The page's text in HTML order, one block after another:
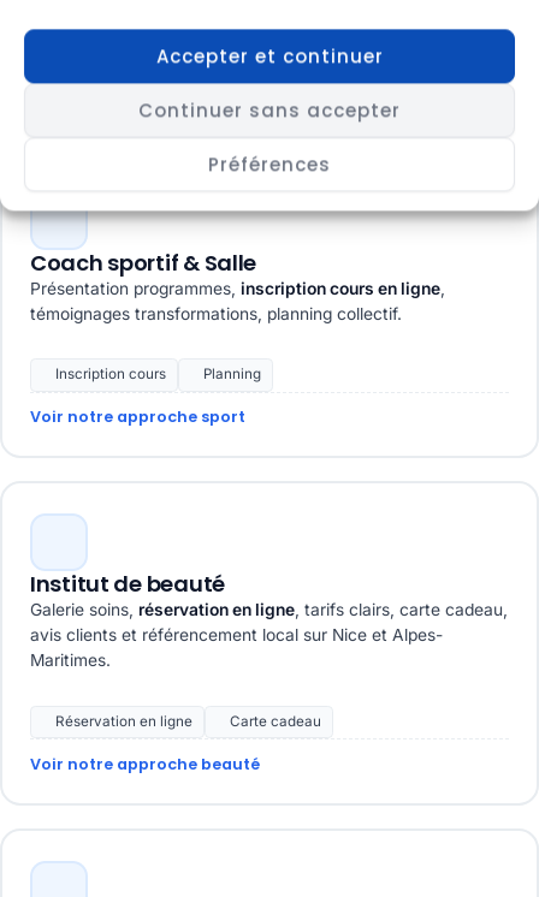
Accepter et continuer
Continuer sans accepter
Préférences
Conformité Ordre Ressources
Coach sportif & Salle
Présentation programmes, inscription cours en ligne,
témoignages transformations, planning collectif.
Inscription cours Planning
Voir notre approche sport
Institut de beauté
Galerie soins, réservation en ligne, tarifs clairs, carte cadeau,
avis clients et référencement local sur Nice et Alpes-
Maritimes.
Réservation en ligne Carte cadeau
Voir notre approche beauté